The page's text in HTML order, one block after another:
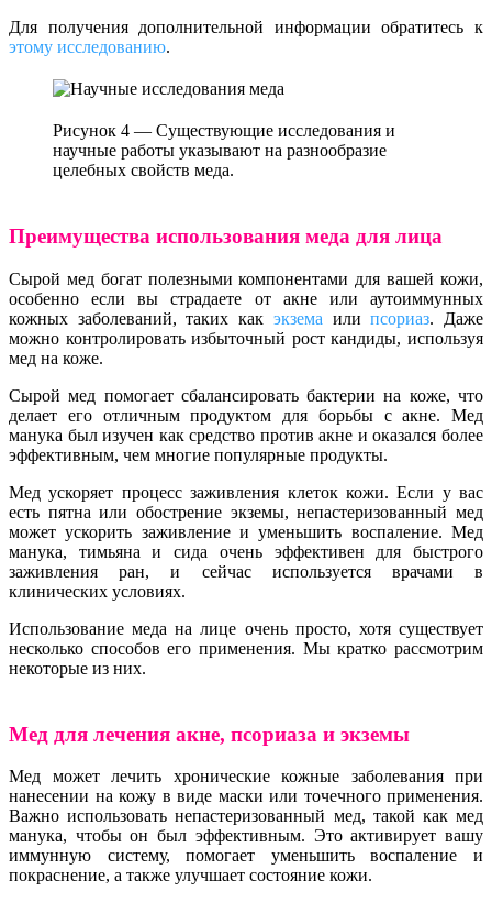
Для получения дополнительной информации обратитесь к
этому исследованию.
Рисунок 4 — Существующие исследования и
научные работы указывают на разнообразие
целебных свойств меда.
Преимущества использования меда для лица
Сырой мед богат полезными компонентами для вашей кожи,
особенно если вы страдаете от акне или аутоиммунных
кожных заболеваний, таких как экзема илипсориаз. Даже
можно контролировать избыточный рост кандиды, используя
мед на коже.
Сырой мед помогает сбалансировать бактерии на коже, что
делает его отличным продуктом для борьбы с акне. Мед
манука был изучен как средство против акне и оказался более
эффективным, чем многие популярные продукты.
Мед ускоряет процесс заживления клеток кожи. Если у вас
есть пятна или обострение экземы, непастеризованный мед
может ускорить заживление и уменьшить воспаление. Мед
манука, тимьяна и сида очень эффективен для быстрого
заживления ран, и сейчас используется врачами в
клинических условиях.
Использование меда на лице очень просто, хотя существует
несколько способов его применения. Мы кратко рассмотрим
некоторые из них.
Мед для лечения акне, псориаза и экземы
Мед может лечить хронические кожные заболевания при
нанесении на кожу в виде маски или точечного применения.
Важно использовать непастеризованный мед, такой как мед
манука, чтобы он был эффективным. Это активирует вашу
иммунную систему, помогает уменьшить воспаление и
покраснение, а также улучшает состояние кожи.